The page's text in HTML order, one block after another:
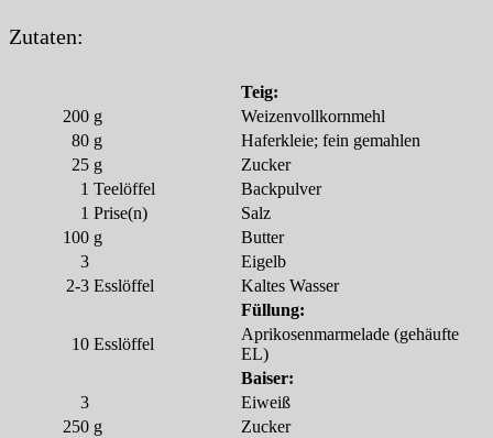
Zutaten:
Teig:
200 g
Weizenvollkornmehl
80 g
Haferkleie; fein gemahlen
25 g
Zucker
1 Teelöffel
Backpulver
1 Prise(n)
Salz
100 g
Butter
3
Eigelb
2-3 Esslöffel
Kaltes Wasser
Füllung:
10 Esslöffel
Aprikosenmarmelade (gehäufte
EL)
Baiser:
3
Eiweiß
250 g
Zucker